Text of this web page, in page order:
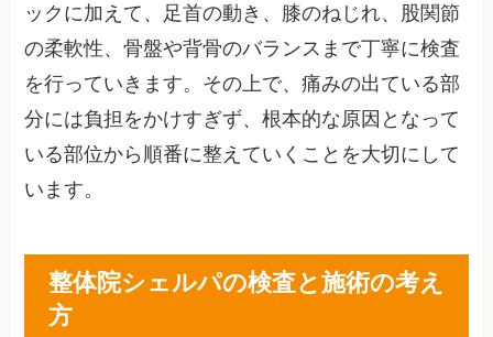
ックに加えて、足首の動き、膝のねじれ、股関節
の柔軟性、骨盤や背骨のバランスまで丁寧に検査
を行っていきます。その上で、痛みの出ている部
分には負担をかけすぎず、根本的な原因となって
いる部位から順番に整えていくことを大切にして
います。
整体院シェルパの検査と施術の考え
方